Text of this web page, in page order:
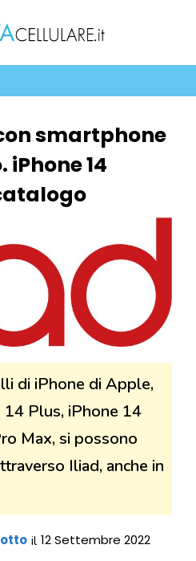
smartphone
14
di iPhone di Apple,
Plus, iPhone 14
Max, si possono
Iliad, anche in
il 12 Settembre 2022